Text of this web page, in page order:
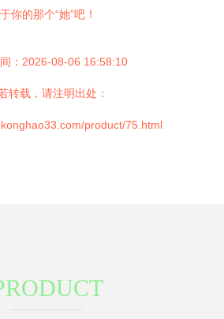
你的那个“她”吧！
：2026-08-06 16:58:10
转载，请注明出处：
product/75.html